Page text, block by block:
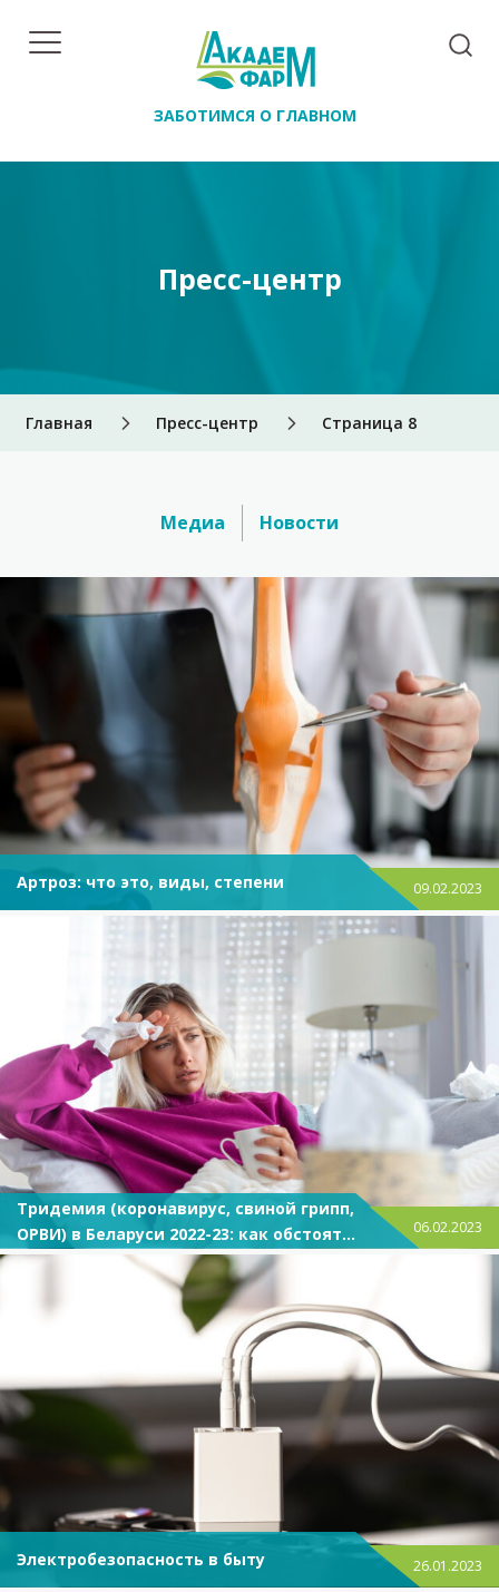
ЗАБОТИМСЯ О ГЛАВНОМ
Главная Пресс-центр Страница 8
Пресс-центр
Медиа Новости
Артроз: что это, виды, степени 09.02.2023
Тридемия (коронавирус, свиной грипп,
ОРВИ) в Беларуси 2022-23: как обстоят
дела, профилактика
06.02.2023
Электробезопасность в быту 26.01.2023